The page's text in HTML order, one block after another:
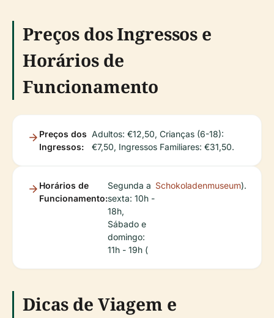
Preços dos Ingressos e
Horários de
Funcionamento
Preços dos
Ingressos:
Adultos: €12,50, Crianças (6-18):
€7,50, Ingressos Familiares: €31,50.
Horários de
Funcionamento:
Segunda a
sexta: 10h -
18h,
Sábado e
domingo:
11h - 19h (
Schokoladenmuseum).
Dicas de Viagem e